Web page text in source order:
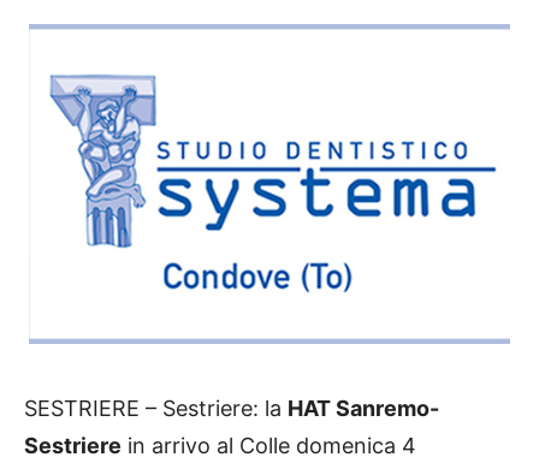
SESTRIERE – Sestriere: la HAT Sanremo-
Sestriere in arrivo al Colle domenica 4